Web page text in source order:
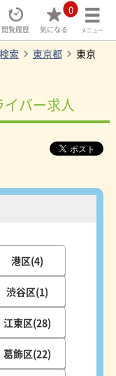
閲覧履歴
0
気になる メニュー
索 東京都
東京
バー求人
港区(4)
渋谷区(1)
江東区(28)
葛飾区(22)